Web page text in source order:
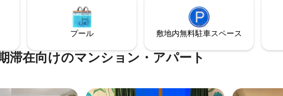
ィが用意されていま
贅沢、快適さ
なたを魅了す
デジンを堪能
プール 敷地内無料駐⁠車ス⁠ペ⁠ー⁠ス
滞在向けのマンション・アパート